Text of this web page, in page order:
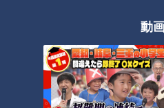
動
「ジブリの大倉庫」は見どころ
満載！ワクワクが止まらないジ
ブリパーク最新情報